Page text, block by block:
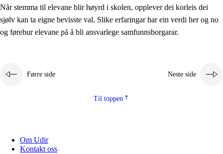
Når stemma til elevane blir høyrd i skolen, opplever dei korleis dei
sjølv kan ta eigne bevisste val. Slike erfaringar har ein verdi her og no
og førebur elevane på å bli ansvarlege samfunnsborgarar.
Førre side Neste side
Til toppen
Om Udir
Kontakt oss